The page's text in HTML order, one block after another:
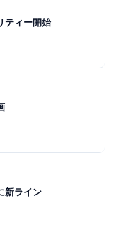
ティー開始
新ライン